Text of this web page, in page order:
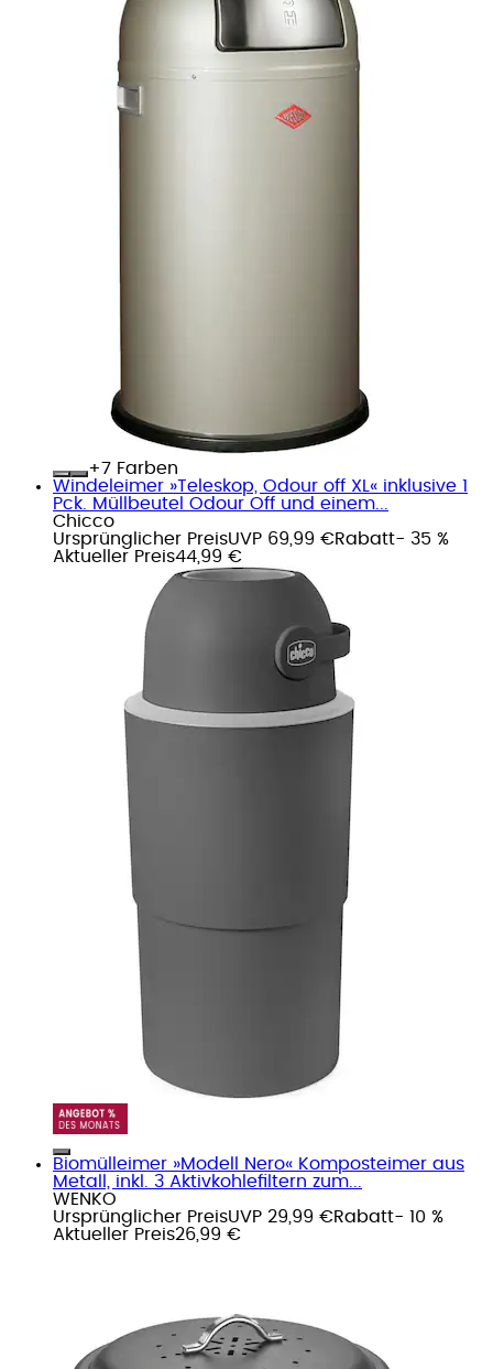
+
Farben
Windeleimer »Teleskop, Odour off XL« inklusive 1
Pck. Müllbeutel Odour Off und einem...
Chicco
Ursprünglicher PreisUVP 69,99 €Rabatt- 35 %
Aktueller Preis44,99 €
Biomülleimer »Modell Nero« Komposteimer aus
Metall, inkl. 3 Aktivkohlefiltern zum...
WENKO
Ursprünglicher PreisUVP 29,99 €Rabatt- 10 %
Aktueller Preis26,99 €